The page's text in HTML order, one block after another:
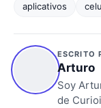
aplicativos
ESCRITO
Arturo
Soy
de